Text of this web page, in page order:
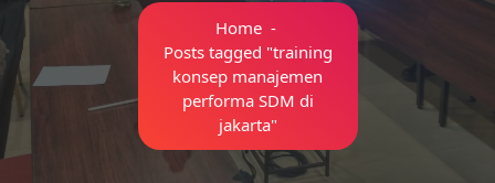
Home-
Posts tagged "training
konsep manajemen
performa SDM di
jakarta"